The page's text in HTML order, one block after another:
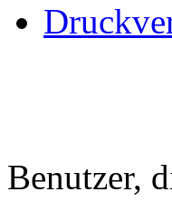
Benutzer,